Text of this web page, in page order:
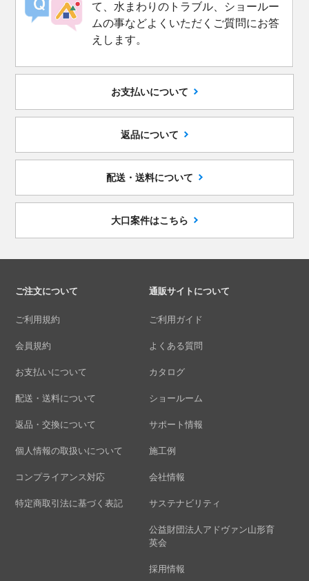
て、水まわりのトラブル、ショールー
ムの事などよくいただくご質問にお答
えします。
お支払いについて
返品について
配送・送料について
大口案件はこちら
ご注文について
ご利用規約
会員規約
お支払いについて
配送・送料について
返品・交換について
個人情報の取扱いについて
コンプライアンス対応
特定商取引法に基づく表記
通販サイトについて
ご利用ガイド
よくある質問
カタログ
ショールーム
サポート情報
施工例
会社情報
サステナビリティ
公益財団法人アドヴァン山形育
英会
採用情報